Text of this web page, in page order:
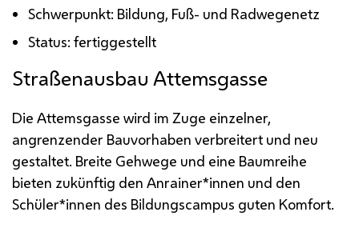
Schwerpunkt: Bildung, Fuß- und Radwegenetz
Status: fertiggestellt
Straßenausbau Attemsgasse
Die Attemsgasse wird im Zuge einzelner,
angrenzender Bauvorhaben verbreitert und neu
gestaltet. Breite Gehwege und eine Baumreihe
bieten zukünftig den Anrainer*innen und den
Schüler*innen des Bildungscampus guten Komfort.